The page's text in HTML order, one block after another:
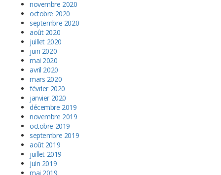
novembre 2020
octobre 2020
septembre 2020
août 2020
juillet 2020
juin 2020
mai 2020
avril 2020
mars 2020
février 2020
janvier 2020
décembre 2019
novembre 2019
octobre 2019
septembre 2019
août 2019
juillet 2019
juin 2019
mai 2019